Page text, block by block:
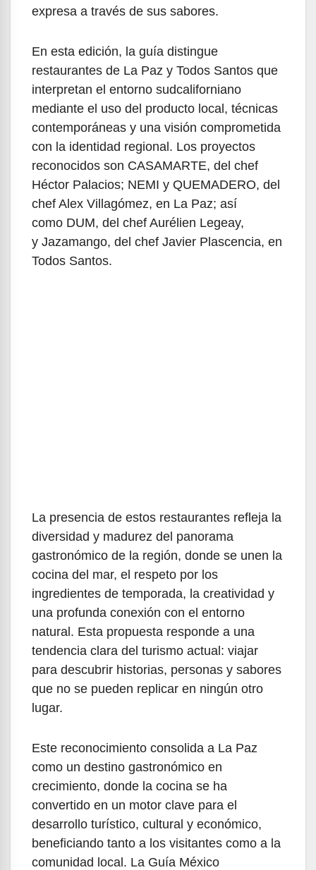
expresa a través de sus sabores.
En esta edición, la guía distingue
restaurantes de La Paz y Todos Santos que
interpretan el entorno sudcaliforniano
mediante el uso del producto local, técnicas
contemporáneas y una visión comprometida
con la identidad regional. Los proyectos
reconocidos son CASAMARTE, del chef
Héctor Palacios; NEMI y QUEMADERO, del
chef Alex Villagómez, en La Paz; así
como DUM, del chef Aurélien Legeay,
y Jazamango, del chef Javier Plascencia, en
Todos Santos.
La presencia de estos restaurantes refleja la
diversidad y madurez del panorama
gastronómico de la región, donde se unen la
cocina del mar, el respeto por los
ingredientes de temporada, la creatividad y
una profunda conexión con el entorno
natural. Esta propuesta responde a una
tendencia clara del turismo actual: viajar
para descubrir historias, personas y sabores
que no se pueden replicar en ningún otro
lugar.
Este reconocimiento consolida a La Paz
como un destino gastronómico en
crecimiento, donde la cocina se ha
convertido en un motor clave para el
desarrollo turístico, cultural y económico,
beneficiando tanto a los visitantes como a la
comunidad local. La Guía México